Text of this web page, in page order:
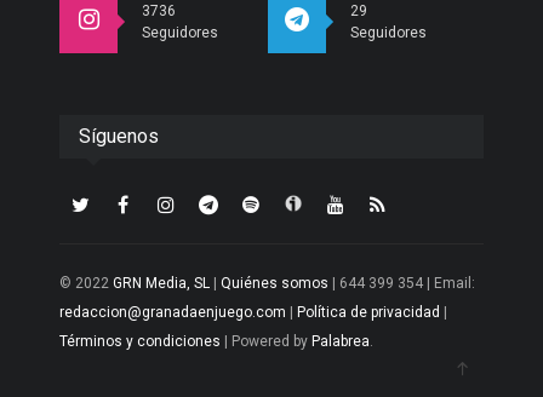
3736
Seguidores
29
Seguidores
Síguenos
© 2022 GRN Media, SL | Quiénes somos | 644 399 354 | Email:
redaccion@granadaenjuego.com | Política de privacidad |
Términos y condiciones | Powered by Palabrea